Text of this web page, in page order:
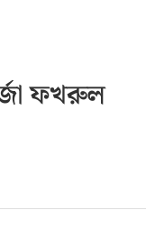
ফখরুল